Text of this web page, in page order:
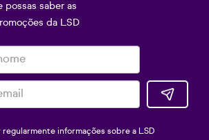
possas saber as
da LSD
informações sobre a LSD